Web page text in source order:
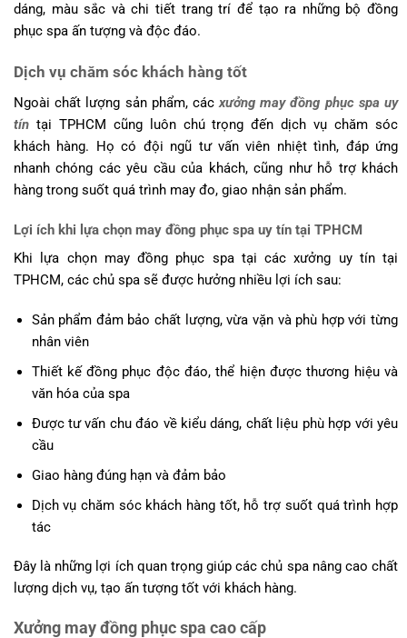
dáng, màu sắc và chi tiết trang trí để tạo ra những bộ đồng
phục spa ấn tượng và độc đáo.
Dịch vụ chăm sóc khách hàng tốt
Ngoài chất lượng sản phẩm, cácxưởng may đồng phục spa uy
tín tại TPHCM cũng luôn chú trọng đến dịch vụ chăm sóc
khách hàng. Họ có đội ngũ tư vấn viên nhiệt tình, đáp ứng
nhanh chóng các yêu cầu của khách, cũng như hỗ trợ khách
hàng trong suốt quá trình may đo, giao nhận sản phẩm.
Lợi ích khi lựa chọn may đồng phục spa uy tín tại TPHCM
Khi lựa chọn may đồng phục spa tại các xưởng uy tín tại
TPHCM, các chủ spa sẽ được hưởng nhiều lợi ích sau:
Sản phẩm đảm bảo chất lượng, vừa vặn và phù hợp với từng
nhân viên
Thiết kế đồng phục độc đáo, thể hiện được thương hiệu và
văn hóa của spa
Được tư vấn chu đáo về kiểu dáng, chất liệu phù hợp với yêu
cầu
Giao hàng đúng hạn và đảm bảo
Dịch vụ chăm sóc khách hàng tốt, hỗ trợ suốt quá trình hợp
tác
Đây là những lợi ích quan trọng giúp các chủ spa nâng cao chất
lượng dịch vụ, tạo ấn tượng tốt với khách hàng.
Xưởng may đồng phục spa cao cấp